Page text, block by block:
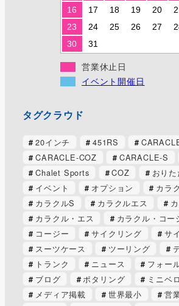
16
17 18 19 20
23
24 25 26 27
30
31
営業休止日
イベント開催日
タグクラウド
20インチ 451RS
CARACLE-COZ
CARACLE-S
Chalet Sports
COZ
おり
イベント
オプション
カラ
カラクルS
カラクルエス
カラクル・エス
カラクル・コー
コージー
サイクリング
サ
スーツケース
ツーリング
トランク
ニュース
フォー
ブログ
ポタリング
ミニベロ
メディア掲載
世界最小
営